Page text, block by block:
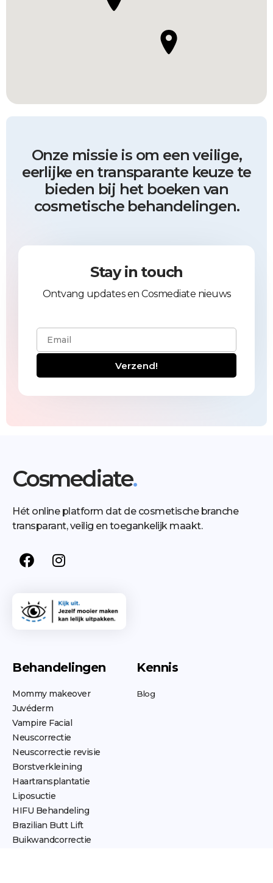
Onze missie is om een veilige,
eerlijke en transparante keuze te
bieden bij het boeken van
cosmetische behandelingen.
Stay in touch
Ontvang updates en Cosmediate nieuws
Verzend!
Cosmediate.
Hét online platform dat de cosmetische branche
transparant, veilig en toegankelijk maakt.
Behandelingen
Mommy makeover
Juvéderm
Vampire Facial
Neuscorrectie
Neuscorrectie revisie
Borstverkleining
Haartransplantatie
Liposuctie
HIFU Behandeling
Brazilian Butt Lift
Buikwandcorrectie
Kennis
Blog